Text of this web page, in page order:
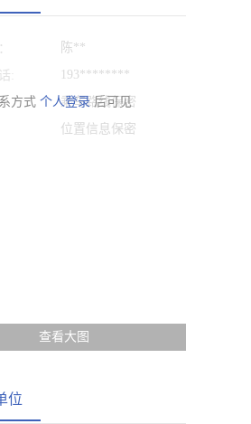
方式 个人登录后可见
陈**
: 193********
乘车路线保密
位置信息保密
查看大图
位